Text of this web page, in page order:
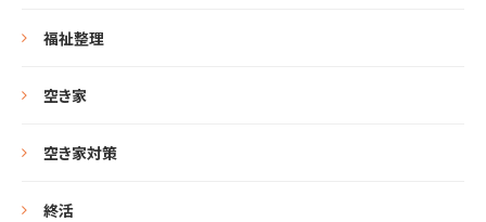
福祉整理
空き家
空き家対策
終活